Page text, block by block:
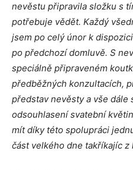
nevěstu připravila složku s
potřebuje vědět. Každý
jsem po celý únor k
po předchozí domluvě. S
speciálně připraveném
předběžných konzultacích,
představ nevěsty a vše dále
odsouhlasení svatební
mít díky této spolupráci
část velkého dne takříkajíc z